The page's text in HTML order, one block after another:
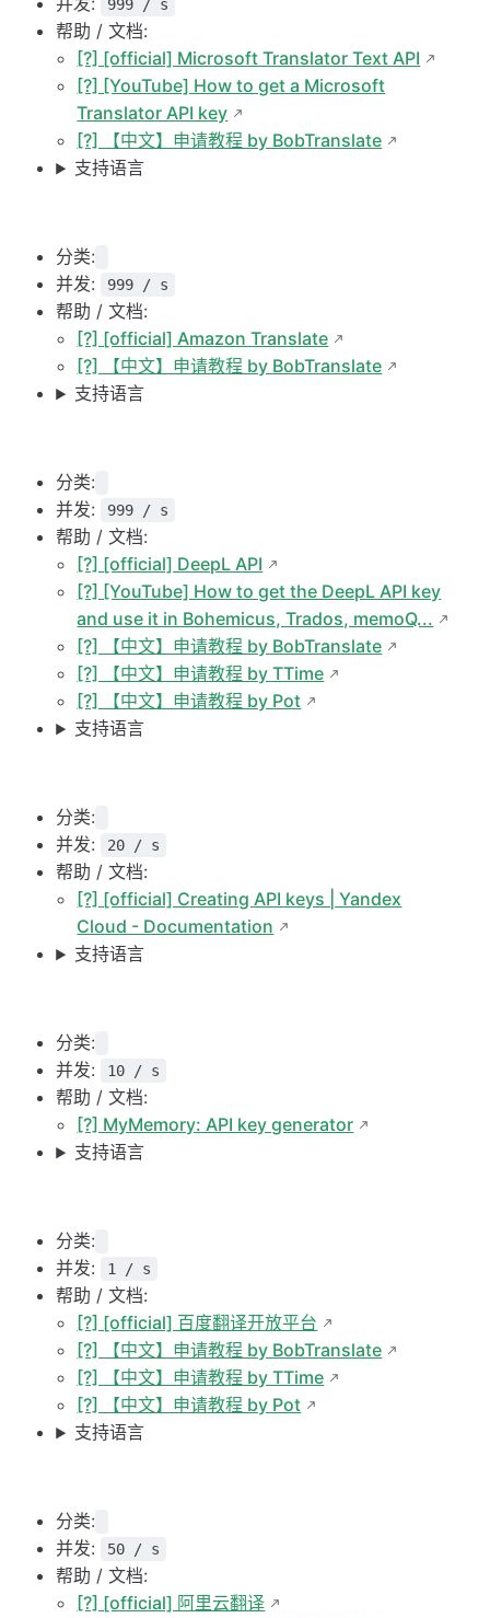
999 / s
帮助 / 文档:
[?] [official] Microsoft Translator Text API
[?] [YouTube] How to get a Microsoft
Translator API key
[?] 【中文】申请教程 by BobTranslate
支持语言
分类:
并发:
999 / s
帮助 / 文档:
[?] [official] Amazon Translate
[?] 【中文】申请教程 by BobTranslate
支持语言
分类:
并发:
999 / s
帮助 / 文档:
[?] [official] DeepL API
[?] [YouTube] How to get the DeepL API key
and use it in Bohemicus, Trados, memoQ...
[?] 【中文】申请教程 by BobTranslate
[?] 【中文】申请教程 by TTime
[?] 【中文】申请教程 by Pot
支持语言
分类:
并发:
20 / s
帮助 / 文档:
[?] [official] Creating API keys | Yandex
Cloud - Documentation
支持语言
分类:
并发:
10 / s
帮助 / 文档:
[?] MyMemory: API key generator
支持语言
分类:
并发:
1 / s
帮助 / 文档:
[?] [official] 百度翻译开放平台
[?] 【中文】申请教程 by BobTranslate
[?] 【中文】申请教程 by TTime
[?] 【中文】申请教程 by Pot
支持语言
分类:
并发:
50 / s
帮助 / 文档:
[?] [official] 阿里云翻译